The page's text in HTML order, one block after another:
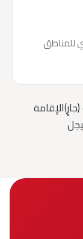
للمناطق
الإقامة